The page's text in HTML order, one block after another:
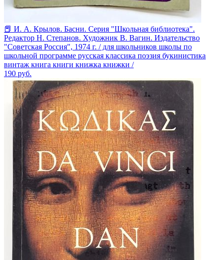
📕 И. А. Крылов. Басни. Серия "Школьная библиотека".
Редактор Н. Степанов. Художник В. Вагин. Издательство
"Советская Россия", 1974 г. / для школьников школы по
школьной программе русская классика поэзия букинистика
винтаж книга книги книжка книжки /
190 руб.